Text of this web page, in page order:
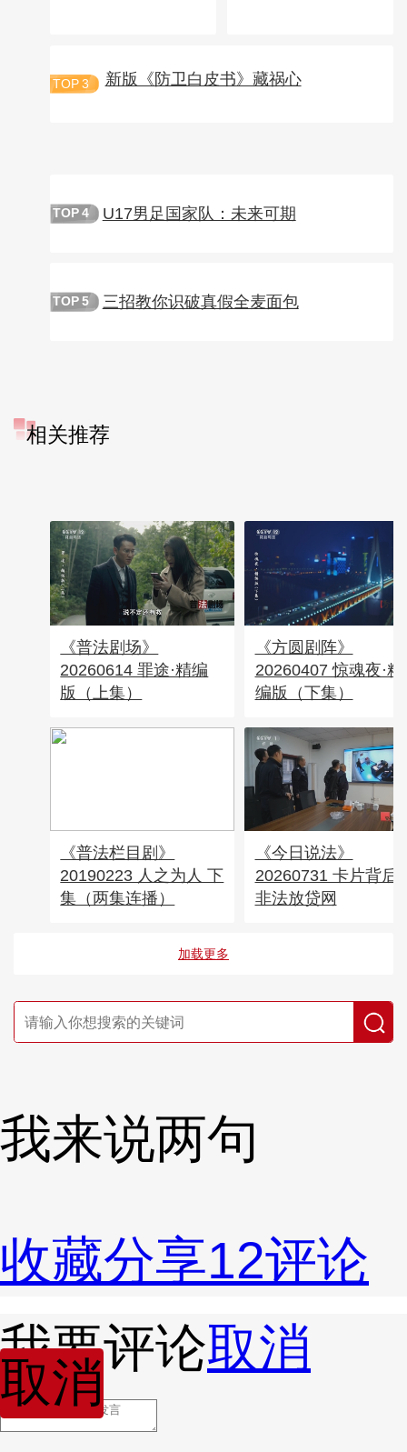
TOP 3 新版《防卫白皮书》藏祸心
TOP 4 U17男足国家队：未来可期
TOP 5 三招教你识破真假全麦面包
相关推荐
《普法剧场》
20260614 罪途·精编
版（上集）
《方圆剧阵》
20260407 惊魂夜·精
编版（下集）
《普法栏目剧》
20190223 人之为人 下
集（两集连播）
《今日说法》
20260731 卡片背后
非法放贷网
加载更多
我来说两句
收藏分享12评论
取消
我要评论取消